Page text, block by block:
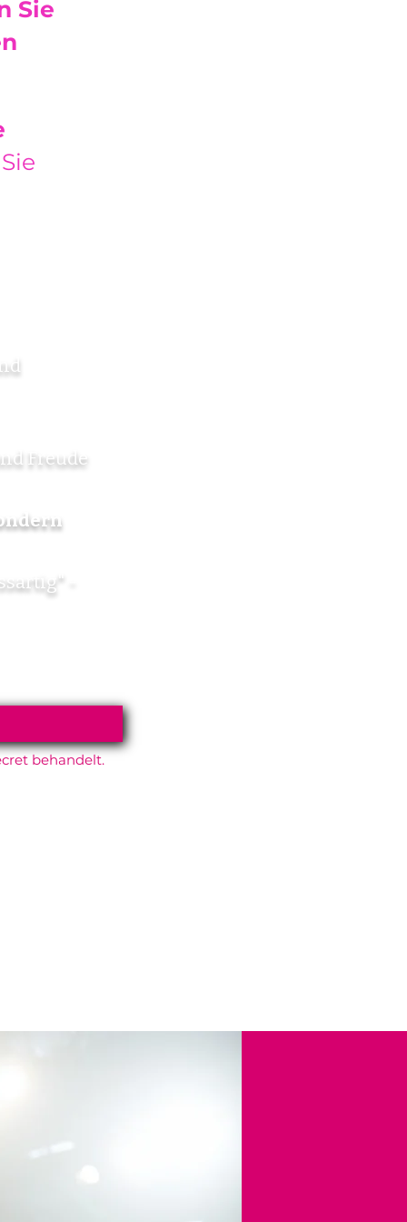
Sie
Freude
-
behandelt.